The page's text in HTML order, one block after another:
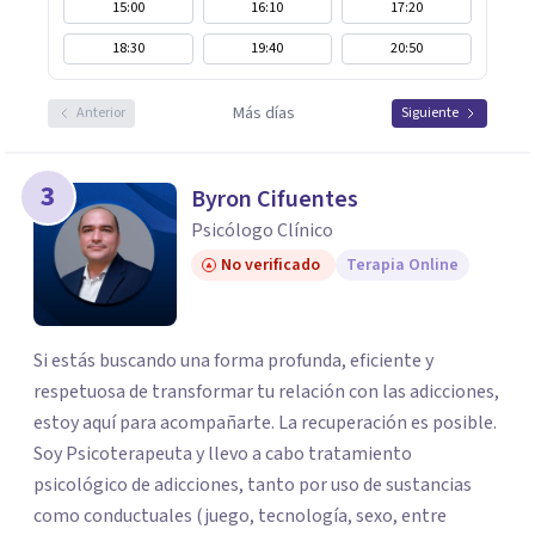
15:00 16:10
17:20
18:30
19:40 20:50
Anterior Más días Siguiente
3 Byron Cifuentes
Psicólogo Clínico
No verificado Terapia Online
Si estás buscando una forma profunda, eficiente y
respetuosa de transformar tu relación con las adicciones,
estoy aquí para acompañarte. La recuperación es posible.
Soy Psicoterapeuta y llevo a cabo tratamiento
psicológico de adicciones, tanto por uso de sustancias
como conductuales (juego, tecnología, sexo, entre